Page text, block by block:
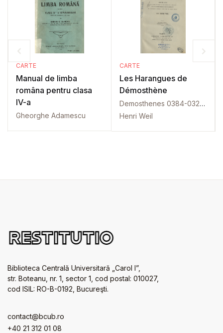
CARTE
Manual de limba
româna pentru clasa
IV-a
Gheorghe Adamescu
CARTE
Les Harangues de
Démosthène
Demosthenes 0384-0322 î.H.
Henri Weil
Biblioteca Centrală Universitară „Carol I”,
str. Boteanu, nr. 1, sector 1, cod postal: 010027,
cod ISIL: RO-B-0192, Bucureşti.
contact@bcub.ro
+40 21 312 01 08